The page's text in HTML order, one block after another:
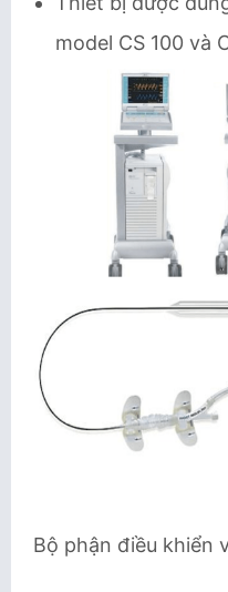
model CS 100 và
Bộ phận điều khiển